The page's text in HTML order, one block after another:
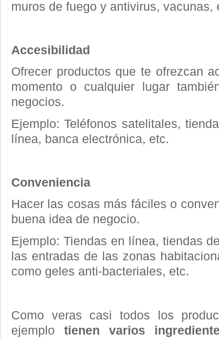
muros de fuego y antivirus, vacunas,
Accesibilidad
Ofrecer productos que te ofrezcan
momento o cualquier lugar
negocios.
Ejemplo: Teléfonos satelitales,
línea, banca electrónica, etc.
Conveniencia
Hacer las cosas más fáciles o
buena idea de negocio.
Ejemplo: Tiendas en línea, tiendas
las entradas de las zonas
como geles anti-bacteriales, etc.
Como veras casi todos los
ejemplo tienen varios